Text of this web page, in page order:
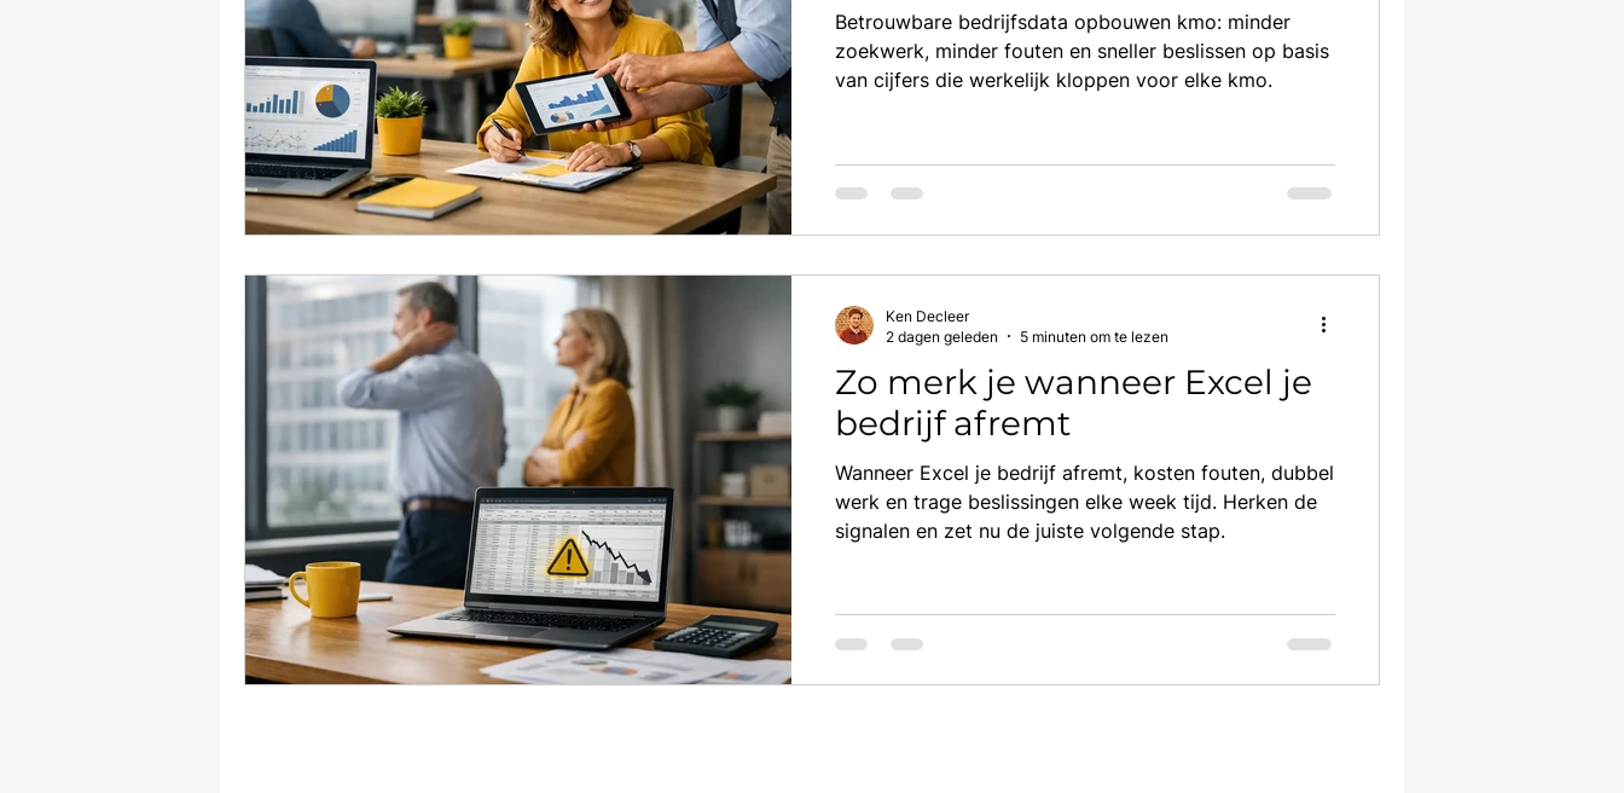
Betrouwbare bedrijfsdata opbouwen kmo: minder
zoekwerk, minder fouten en sneller beslissen op basis
van cijfers die werkelijk kloppen voor elke kmo.
Zo merk je wanneer Excel je
bedrijf afremt
Wanneer Excel je bedrijf afremt, kosten fouten, dubbel
werk en trage beslissingen elke week tijd. Herken de
signalen en zet nu de juiste volgende stap.
Ken Decleer
2 dagen geleden
5 minuten om te lezen